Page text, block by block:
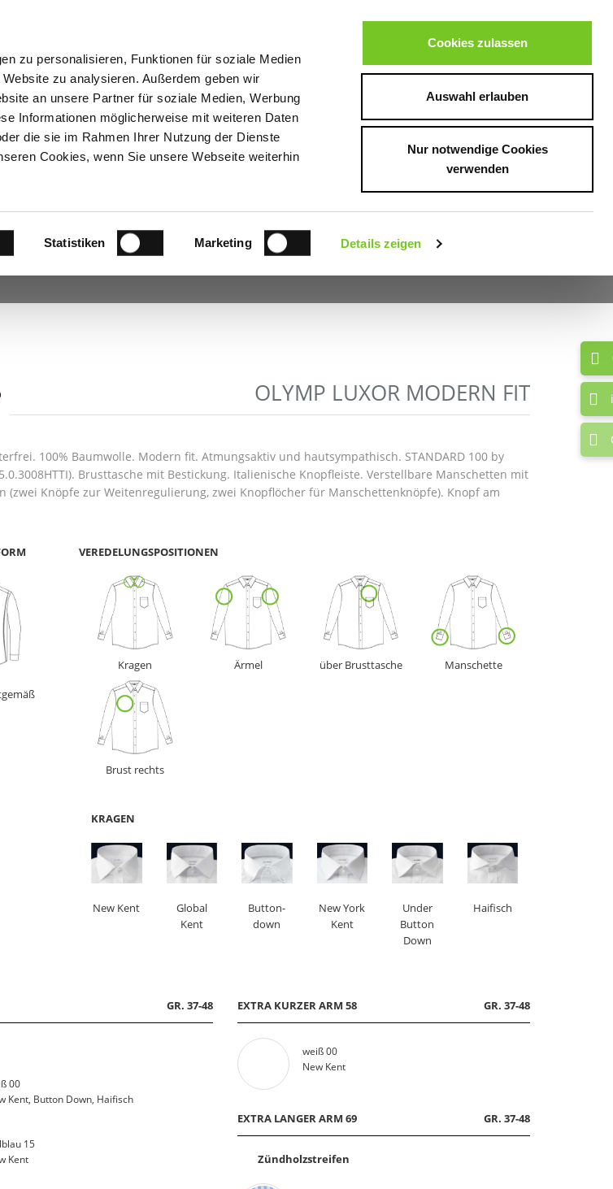
zu personalisieren, Funktionen für soziale Medien
zu analysieren. Außerdem geben wir
an unsere Partner für soziale Medien, Werbung
Informationen möglicherweise mit weiteren Daten
die sie im Rahmen Ihrer Nutzung der Dienste
Cookies, wenn Sie unsere Webseite weiterhin
Statistiken Marketing Details zeigen
Cookies zulassen
Auswahl erlauben
Nur notwendige Cookies
verwenden
VEREDELUNG SHOP ÜBER UNS
Bügelleichtes, knitterfreies
Weise die Identität
OLYMP LUXOR MODERN FIT
100% Baumwolle. Modern fit. Atmungsaktiv und hautsympathisch. STANDARD 100 by
Brusttasche mit Bestickung. Italienische Knopfleiste. Verstellbare Manschetten mit
(zwei Knöpfe zur Weitenregulierung, zwei Knopflöcher für Manschettenknöpfe). Knopf am
VEREDELUNGSPOSITIONEN
Kragen Ärmel über Brusttasche Manschette
Brust rechts
KRAGEN
New Kent
Global
Kent
Button-
down
New York
Kent
Under
Button
Down
Haifisch
GR. 37-48
00
Kent, Button Down, Haifisch
15
Kent
EXTRA KURZER ARM 58 GR. 37-48
weiß 00
New Kent
EXTRA LANGER ARM 69 GR. 37-48
Zündholzstreifen